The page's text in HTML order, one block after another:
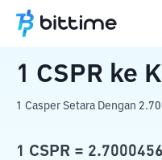
Beranda Konverter
1 CSPR ke
1 Casper Setara Dengan
1 CSPR =